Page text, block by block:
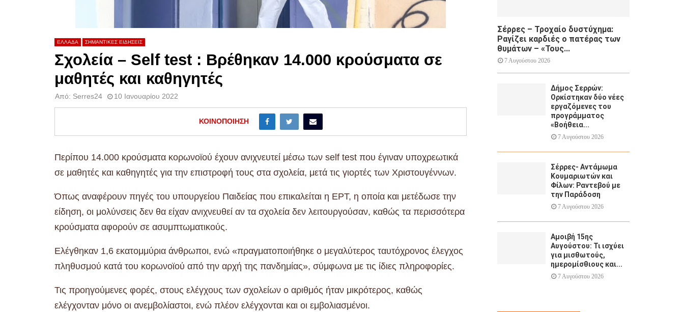
ΕΛΛΑΔΑ ΣΗΜΑΝΤΙΚΕΣ ΕΙΔΗΣΕΙΣ
Σχολεία – Self test : Βρέθηκαν 14.000 κρούσματα σε
μαθητές και καθηγητές
Από: Serres24 10 Ιανουαρίου 2022
ΚΟΙΝΟΠΟΊΗΣΗ
Περίπου 14.000 κρούσματα κορωνοϊού έχουν ανιχνευτεί μέσω των self test που έγιναν υποχρεωτικά
σε μαθητές και καθηγητές για την επιστροφή τους στα σχολεία, μετά τις γιορτές των Χριστουγέννων.
Όπως αναφέρουν πηγές του υπουργείου Παιδείας που επικαλείται η ΕΡΤ, η οποία και μετέδωσε την
είδηση, οι μολύνσεις δεν θα είχαν ανιχνευθεί αν τα σχολεία δεν λειτουργούσαν, καθώς τα περισσότερα
κρούσματα αφορούν σε ασυμπτωματικούς.
Ελέγθηκαν 1,6 εκατομμύρια άνθρωποι, ενώ «πραγματοποιήθηκε ο μεγαλύτερος ταυτόχρονος έλεγχος
πληθυσμού κατά του κορωνοϊού από την αρχή της πανδημίας», σύμφωνα με τις ίδιες πληροφορίες.
Τις προηγούμενες φορές, στους ελέγχους των σχολείων ο αριθμός ήταν μικρότερος, καθώς
ελέγχονταν μόνο οι ανεμβολίαστοι, ενώ πλέον ελέγχονται και οι εμβολιασμένοι.
Σέρρες – Τροχαίο δυστύχημα:
Ραγίζει καρδιές ο πατέρας των
θυμάτων – «Τους...
7 Αυγούστου 2026
Δήμος Σερρών:
Ορκίστηκαν δύο νέες
εργαζόμενες του
προγράμματος
«Βοήθεια...
7 Αυγούστου 2026
Σέρρες- Αντάμωμα
Κουμαριωτών και
Φίλων: Ραντεβού με
την Παράδοση
7 Αυγούστου 2026
Αμοιβή 15ης
Αυγούστου: Τι ισχύει
για μισθωτούς,
ημερομίσθιους και...
7 Αυγούστου 2026